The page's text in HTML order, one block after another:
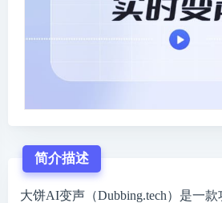
简介描述
大饼AI变声（Dubbing.tech）是一